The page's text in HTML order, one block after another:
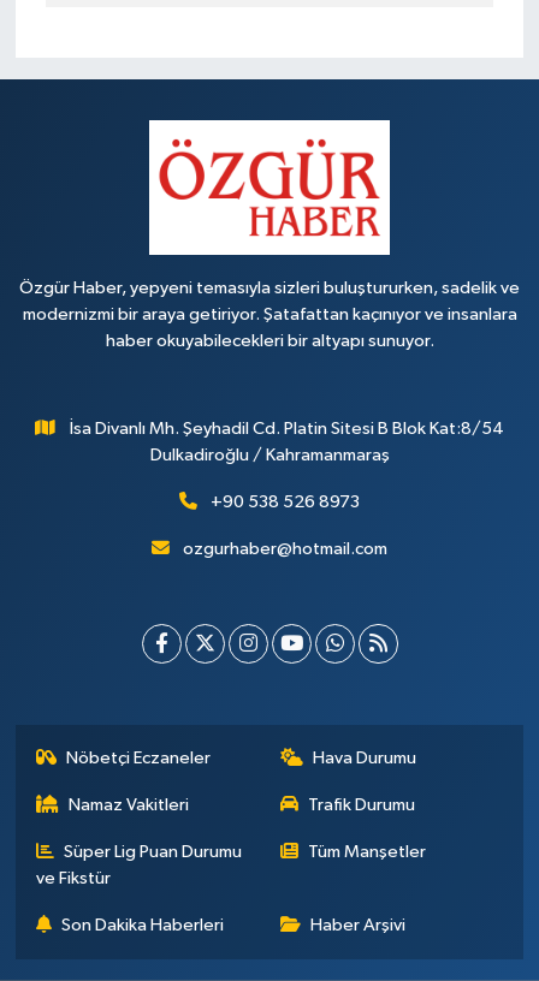
Özgür Haber, yepyeni temasıyla sizleri buluştururken, sadelik ve
modernizmi bir araya getiriyor. Şatafattan kaçınıyor ve insanlara
haber okuyabilecekleri bir altyapı sunuyor.
İsa Divanlı Mh. Şeyhadil Cd. Platin Sitesi B Blok Kat:8/54
Dulkadiroğlu / Kahramanmaraş
+90 538 526 8973
ozgurhaber@hotmail.com
Nöbetçi Eczaneler Hava Durumu
Namaz Vakitleri Trafik Durumu
Süper Lig Puan Durumu
ve Fikstür
Tüm Manşetler
Son Dakika Haberleri Haber Arşivi